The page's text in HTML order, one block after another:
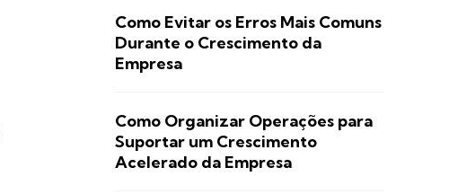
Como Evitar os Erros Mais Comuns
Durante o Crescimento da
Empresa
Como Organizar Operações para
Suportar um Crescimento
Acelerado da Empresa